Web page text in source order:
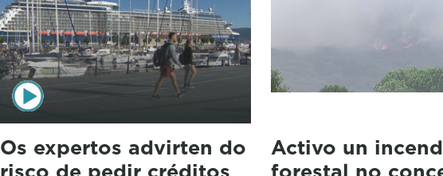
Os expertos advirten do
risco de pedir créditos
Activo un
forestal no